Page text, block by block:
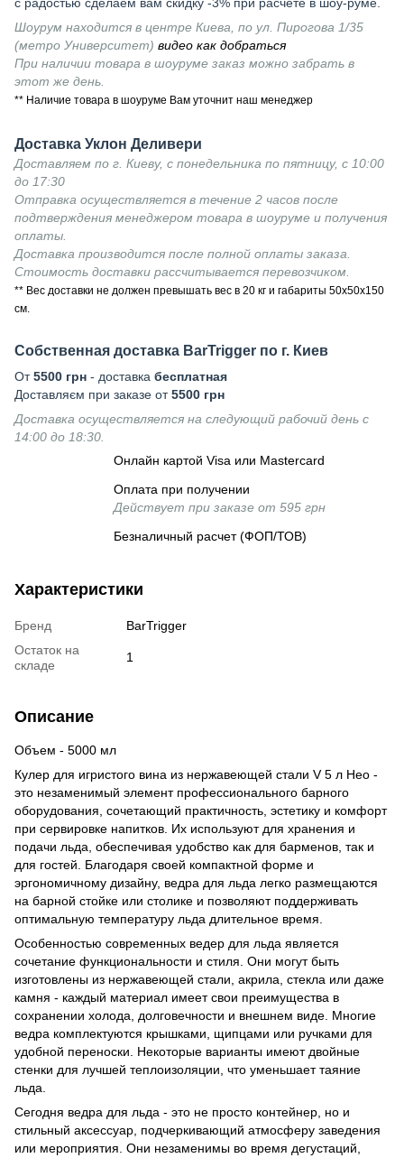
Шоурум находится в центре Киева, по ул. Пирогова 1/35
(метро Университет) видео как добраться
При наличии товара в шоуруме заказ можно забрать в
этот же день.
** Наличие товара в шоуруме Вам уточнит наш менеджер
Доставка Уклон Деливери
Доставляем по г. Киеву, с понедельника по пятницу, с 10:00
до 17:30
Отправка осуществляется в течение 2 часов после
подтверждения менеджером товара в шоуруме и получения
оплаты.
Доставка производится после полной оплаты заказа.
Стоимость доставки рассчитывается перевозчиком.
** Вес доставки не должен превышать вес в 20 кг и габариты 50х50х150
см.
Собственная доставка BarTrigger по г. Киев
От5500 грн - доставка бесплатная
Доставляєм при заказе от5500 грн
Доставка осуществляется на следующий рабочий день с
14:00 до 18:30.
Онлайн картой Visa или Mastercard
Оплата при получении
Действует при заказе от 595 грн
Безналичный расчет (ФОП/ТОВ)
Характеристики
Бренд
BarTrigger
Остаток на
складе
1
Описание
Объем - 5000 мл
Кулер для игристого вина из нержавеющей стали V 5 л Нео -
это незаменимый элемент профессионального барного
оборудования, сочетающий практичность, эстетику и комфорт
при сервировке напитков. Их используют для хранения и
подачи льда, обеспечивая удобство как для барменов, так и
для гостей. Благодаря своей компактной форме и
эргономичному дизайну, ведра для льда легко размещаются
на барной стойке или столике и позволяют поддерживать
оптимальную температуру льда длительное время.
Особенностью современных ведер для льда является
сочетание функциональности и стиля. Они могут быть
изготовлены из нержавеющей стали, акрила, стекла или даже
камня - каждый материал имеет свои преимущества в
сохранении холода, долговечности и внешнем виде. Многие
ведра комплектуются крышками, щипцами или ручками для
удобной переноски. Некоторые варианты имеют двойные
стенки для лучшей теплоизоляции, что уменьшает таяние
льда.
Сегодня ведра для льда - это не просто контейнер, но и
стильный аксессуар, подчеркивающий атмосферу заведения
или мероприятия. Они незаменимы во время дегустаций,